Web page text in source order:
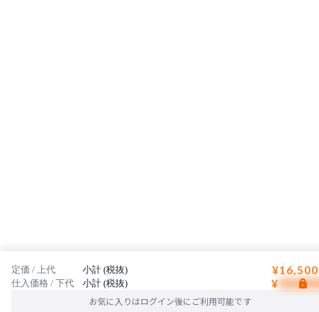
定価 / 上代 小計 (税抜)
仕入価格 / 下代 小計 (税抜) ¥
お気に入りはログイン後にご利用可能です